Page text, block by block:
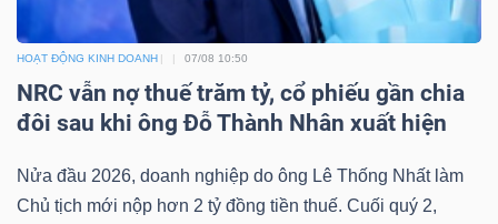
HOẠT ĐỘNG KINH DOANH 07/08 10:50
NRC vẫn nợ thuế trăm tỷ, cổ phiếu gần chia
đôi sau khi ông Đỗ Thành Nhân xuất hiện
Nửa đầu 2026, doanh nghiệp do ông Lê Thống Nhất làm
Chủ tịch mới nộp hơn 2 tỷ đồng tiền thuế. Cuối quý 2,
DÙNG
THIẾT